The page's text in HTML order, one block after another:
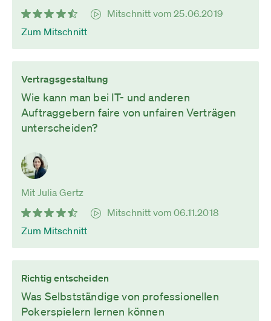
Mitschnitt vom 25.06.2019
Zum Mitschnitt
Vertragsgestaltung
Wie kann man bei IT- und anderen
Auftraggebern faire von unfairen Verträgen
unterscheiden?
Mit Julia Gertz
Mitschnitt vom 06.11.2018
Zum Mitschnitt
Richtig entscheiden
Was Selbstständige von professionellen
Pokerspielern lernen können